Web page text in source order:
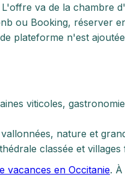
va de la chambre
ou Booking, réserver
plateforme n'est
viticoles,
nature et
classée et
vacances en Occitanie. À